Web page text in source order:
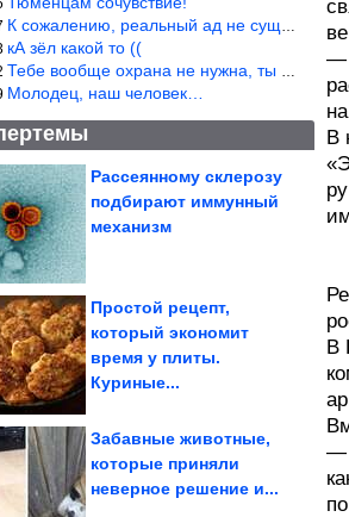
К сожалению, реальный ад не существует.
кА зёл какой то ((
Тебе вообще охрана не нужна, ты никакой ценности не представляеш
Молодец, наш человек…
Терапия смехом без
Рассеянному склерозу
подбирают иммунный
механизм
По этому рецепту
Простой рецепт,
который экономит
время у плиты.
Куриные...
Забавные животные,
которые приняли
неверное решение и...
—
В
В
—